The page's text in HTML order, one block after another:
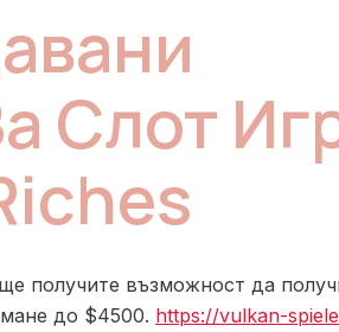
Слот
получите възможност да
до $4500. https://vulkan-